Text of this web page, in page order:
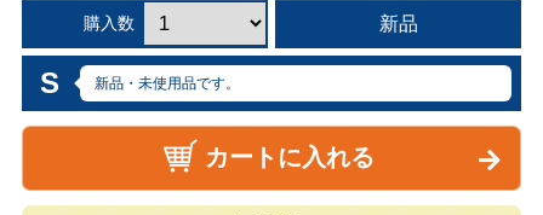
購入数 新品
S 新品・未使用品です。
カートに入れる